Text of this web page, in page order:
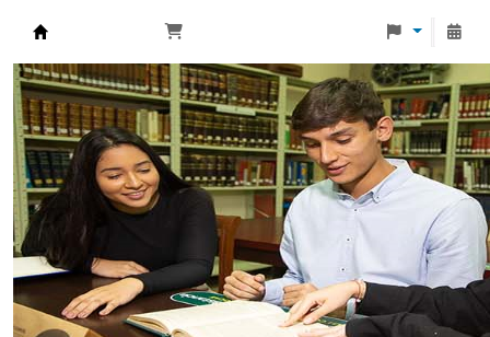
Biblioteca Universidad Monteávila